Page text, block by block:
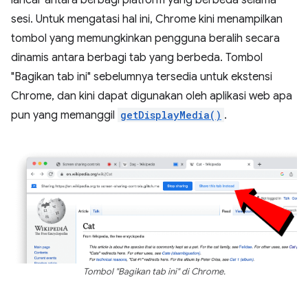
sesi. Untuk mengatasi hal ini, Chrome kini menampilkan
tombol yang memungkinkan pengguna beralih secara
dinamis antara berbagi tab yang berbeda. Tombol
"Bagikan tab ini" sebelumnya tersedia untuk ekstensi
Chrome, dan kini dapat digunakan oleh aplikasi web apa
pun yang memanggil getDisplayMedia() .
Tombol "Bagikan tab ini" di Chrome.